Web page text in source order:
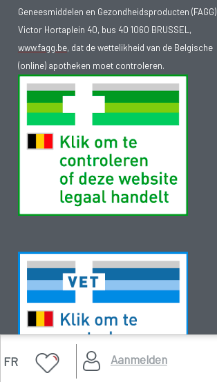
FR Aanmelden
Geneesmiddelen en Gezondheidsproducten (FAGG)
Victor Hortaplein 40, bus 40 1060 BRUSSEL,
www.fagg.be, dat de wettelikheid van de Belgische
(online) apotheken moet controleren.